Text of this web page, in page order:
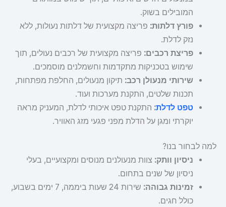
המובילים בשוק.
פורץ דלתות: פריצה מקצועית של דלתות נעולות, ללא
נזק לדלת.
פריצת רכבים: פריצה מקצועית של רכבים נעולים, תוך
שימוש בטכניקות מתקדמות וחשמלנים מוסמכים.
שירותי מנעולן רכב: תיקון מנעולים, החלפת מפתחות,
תכנות שלטים, התקנת מערכות ועוד.
טפט לדלת: התקנת טפט איכותי לדלת, המעניק מראה
יוקרתי ומגן על הדלת מפני פגעי מזג האוויר.
למה לבחור בנו?
ניסיון וותק: צוות מנעולנים מנוסים ומקצועיים, בעלי
ניסיון של שנים בתחום.
זמינות גבוהה:
שירות 24 שעות ביממה, 7 ימים בשבוע,
כולל חגים.